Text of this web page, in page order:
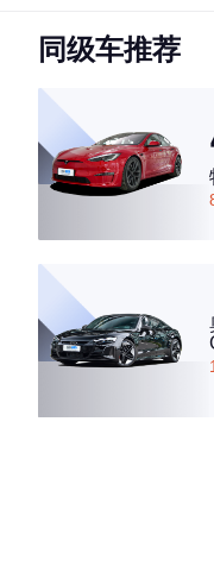
·外观表现一般，低于
·空间表现一般，低于
同级车推荐